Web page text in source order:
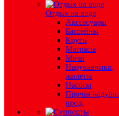
Отдых на воде
Акссесуары
Бассейны
Круги
Матрасы
Мячи
Нарукавники,
жилеты
Насосы
Прочая надувн.
прод.